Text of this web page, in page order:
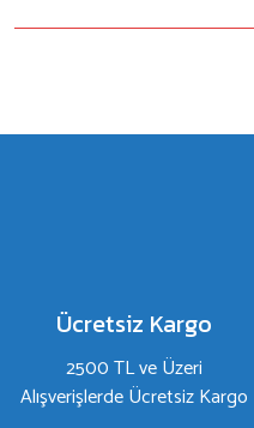
Bu ürüne benzer
Ücretsiz Kargo
2500 TL ve Üzeri
Alışverişlerde Ücretsiz Kargo